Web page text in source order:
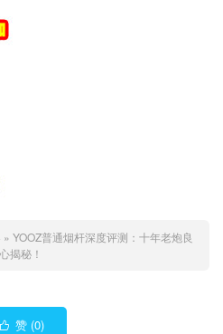
» YOOZ普通烟杆深度评测：十年老炮良
心揭秘！
赞 (0)